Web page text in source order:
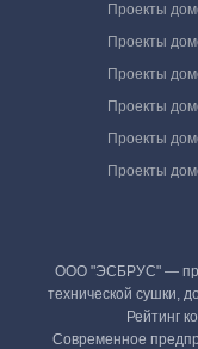
Проекты
Проекты
Проекты
Проекты
Проекты
Проекты
ООО "ЭСБРУС" —
технической сушки,
Рейтинг
Современное